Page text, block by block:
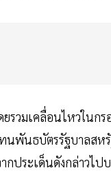
รวมเคลื่อนไหวในก
พันธบัตรรัฐบาลสห
กประเด็นดังกล่าวไป